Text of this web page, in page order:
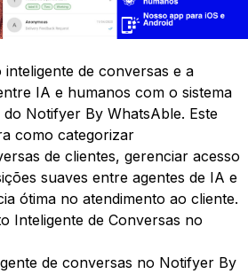
de conversas e a
IA e humanos com o sistema
Notifyer By WhatsAble. Este
como categorizar
de clientes, gerenciar acesso
suaves entre agentes de IA e
ótima no atendimento ao cliente.
Inteligente de Conversas no
de conversas no Notifyer By